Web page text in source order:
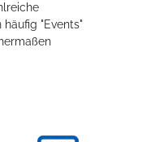
"Events"